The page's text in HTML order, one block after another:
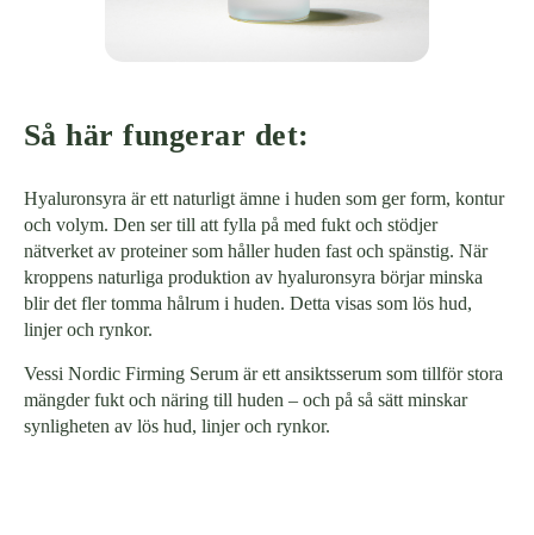
Så här fungerar det:
Hyaluronsyra är ett naturligt ämne i huden som ger form, kontur
och volym. Den ser till att fylla på med fukt och stödjer
nätverket av proteiner som håller huden fast och spänstig. När
kroppens naturliga produktion av hyaluronsyra börjar minska
blir det fler tomma hålrum i huden. Detta visas som lös hud,
linjer och rynkor.
Vessi Nordic Firming Serum är ett ansiktsserum som tillför stora
mängder fukt och näring till huden – och på så sätt minskar
synligheten av lös hud, linjer och rynkor.